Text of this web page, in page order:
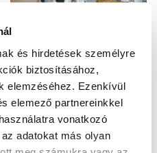
és hirdetések személyre
biztosításához,
elemzéséhez. Ezenkívül
elemező partnereinkkel
vonatkozó
adatokat más olyan
Forbo Allura Puzzle LVT
moduláris burkolat